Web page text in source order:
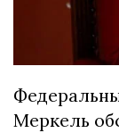
Меркель